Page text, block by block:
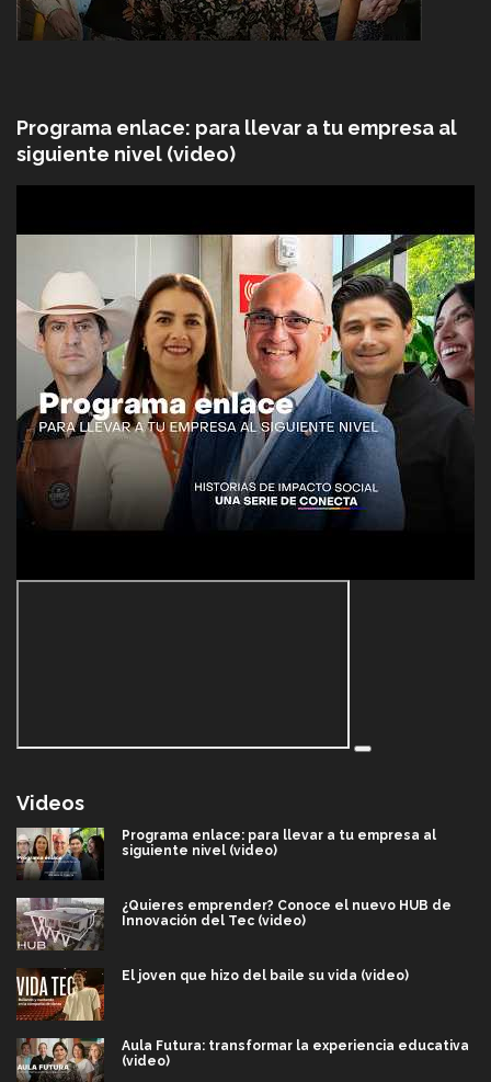
Programa enlace: para llevar a tu empresa al
siguiente nivel (video)
Videos
Programa enlace: para llevar a tu empresa al
siguiente nivel (video)
¿Quieres emprender? Conoce el nuevo HUB de
Innovación del Tec (video)
El joven que hizo del baile su vida (video)
Aula Futura: transformar la experiencia educativa
(video)